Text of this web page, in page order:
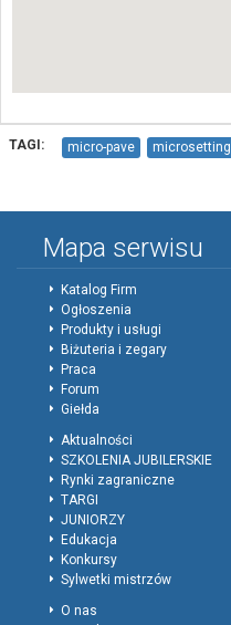
TAGI: micro-pave microsetting
Mapa serwisu
Katalog Firm
Ogłoszenia
Produkty i usługi
Biżuteria i zegary
Praca
Forum
Giełda
Aktualności
SZKOLENIA JUBILERSKIE
Rynki zagraniczne
TARGI
JUNIORZY
Edukacja
Konkursy
Sylwetki mistrzów
O nas